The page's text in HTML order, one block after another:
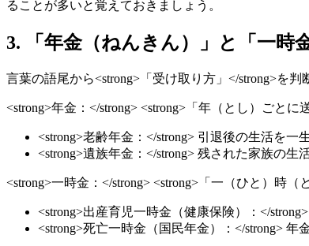
ることが多いと覚えておきましょう。
3. 「年金（ねんきん）」と「一時
言葉の語尾から<strong>「受け取り方」</strong>を判
<strong>年金：</strong> <strong>「年（とし）ごと
<strong>老齢年金：</strong> 引退後の生活を一
<strong>遺族年金：</strong> 残された家族の生
<strong>一時金：</strong> <strong>「一（ひと）時
<strong>出産育児一時金（健康保険）：</
<strong>死亡一時金（国民年金）：</strong>